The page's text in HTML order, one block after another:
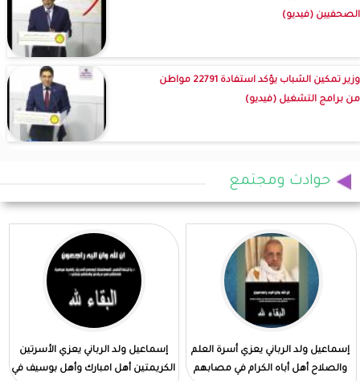
الصحفيين (فيديو)
وزير تمكين الشباب يؤكد استفادة 22791 مواطن
من برامج التشغيل (فيديو)
حوادث ومجتمع
إسماعيل ولد الرباني يعزي أسرة العلم
والصلاح أهل أباه الكرام في مصابهم
إسماعيل ولد الرباني يعزي الأسرتين
الكريمتين أهل امبارك وأهل بوسيف في